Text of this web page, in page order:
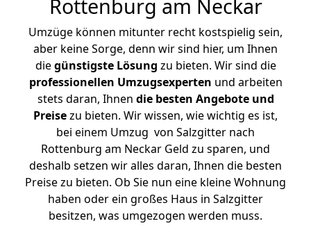
Rottenburg am Neckar
Umzüge können mitunter recht kostspielig sein,
aber keine Sorge, denn wir sind hier, um Ihnen
diegünstigste Lösung zu bieten. Wir sind die
professionellen Umzugsexperten und arbeiten
stets daran, Ihnen die besten Angebote und
Preisezu bieten. Wir wissen, wie wichtig es ist,
bei einem Umzug von Salzgitter nach
Rottenburg am Neckar Geld zu sparen, und
deshalb setzen wir alles daran, Ihnen die besten
Preise zu bieten. Ob Sie nun eine kleine Wohnung
haben oder ein großes Haus in Salzgitter
besitzen, was umgezogen werden muss.